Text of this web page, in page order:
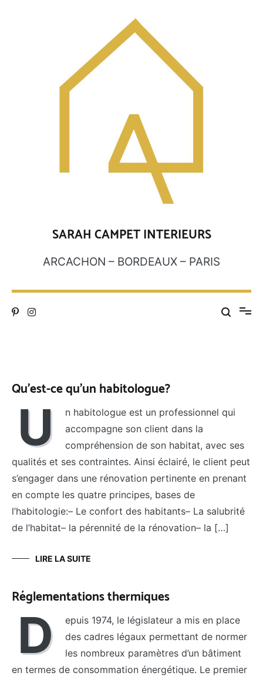
SARAH CAMPET INTERIEURS
ARCACHON – BORDEAUX – PARIS
Qu’est-ce qu’un habitologue?
U
n habitologue est un professionnel qui
accompagne son client dans la
compréhension de son habitat, avec ses
qualités et ses contraintes. Ainsi éclairé, le client peut
s’engager dans une rénovation pertinente en prenant
en compte les quatre principes, bases de
l’habitologie:– Le confort des habitants– La salubrité
de l’habitat– la pérennité de la rénovation– la […]
LIRE LA SUITE
Réglementations thermiques
D
epuis 1974, le législateur a mis en place
des cadres légaux permettant de normer
les nombreux paramètres d’un bâtiment
en termes de consommation énergétique. Le premier